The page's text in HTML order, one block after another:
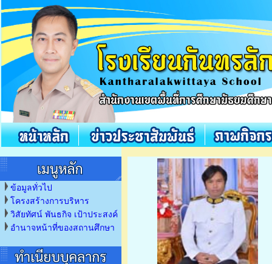
ข้อมูลทั่วไป
โครงสร้างการบริหาร
วิสัยทัศน์ พันธกิจ เป้าประสงค์
อำนาจหน้าที่ของสถานศึกษา